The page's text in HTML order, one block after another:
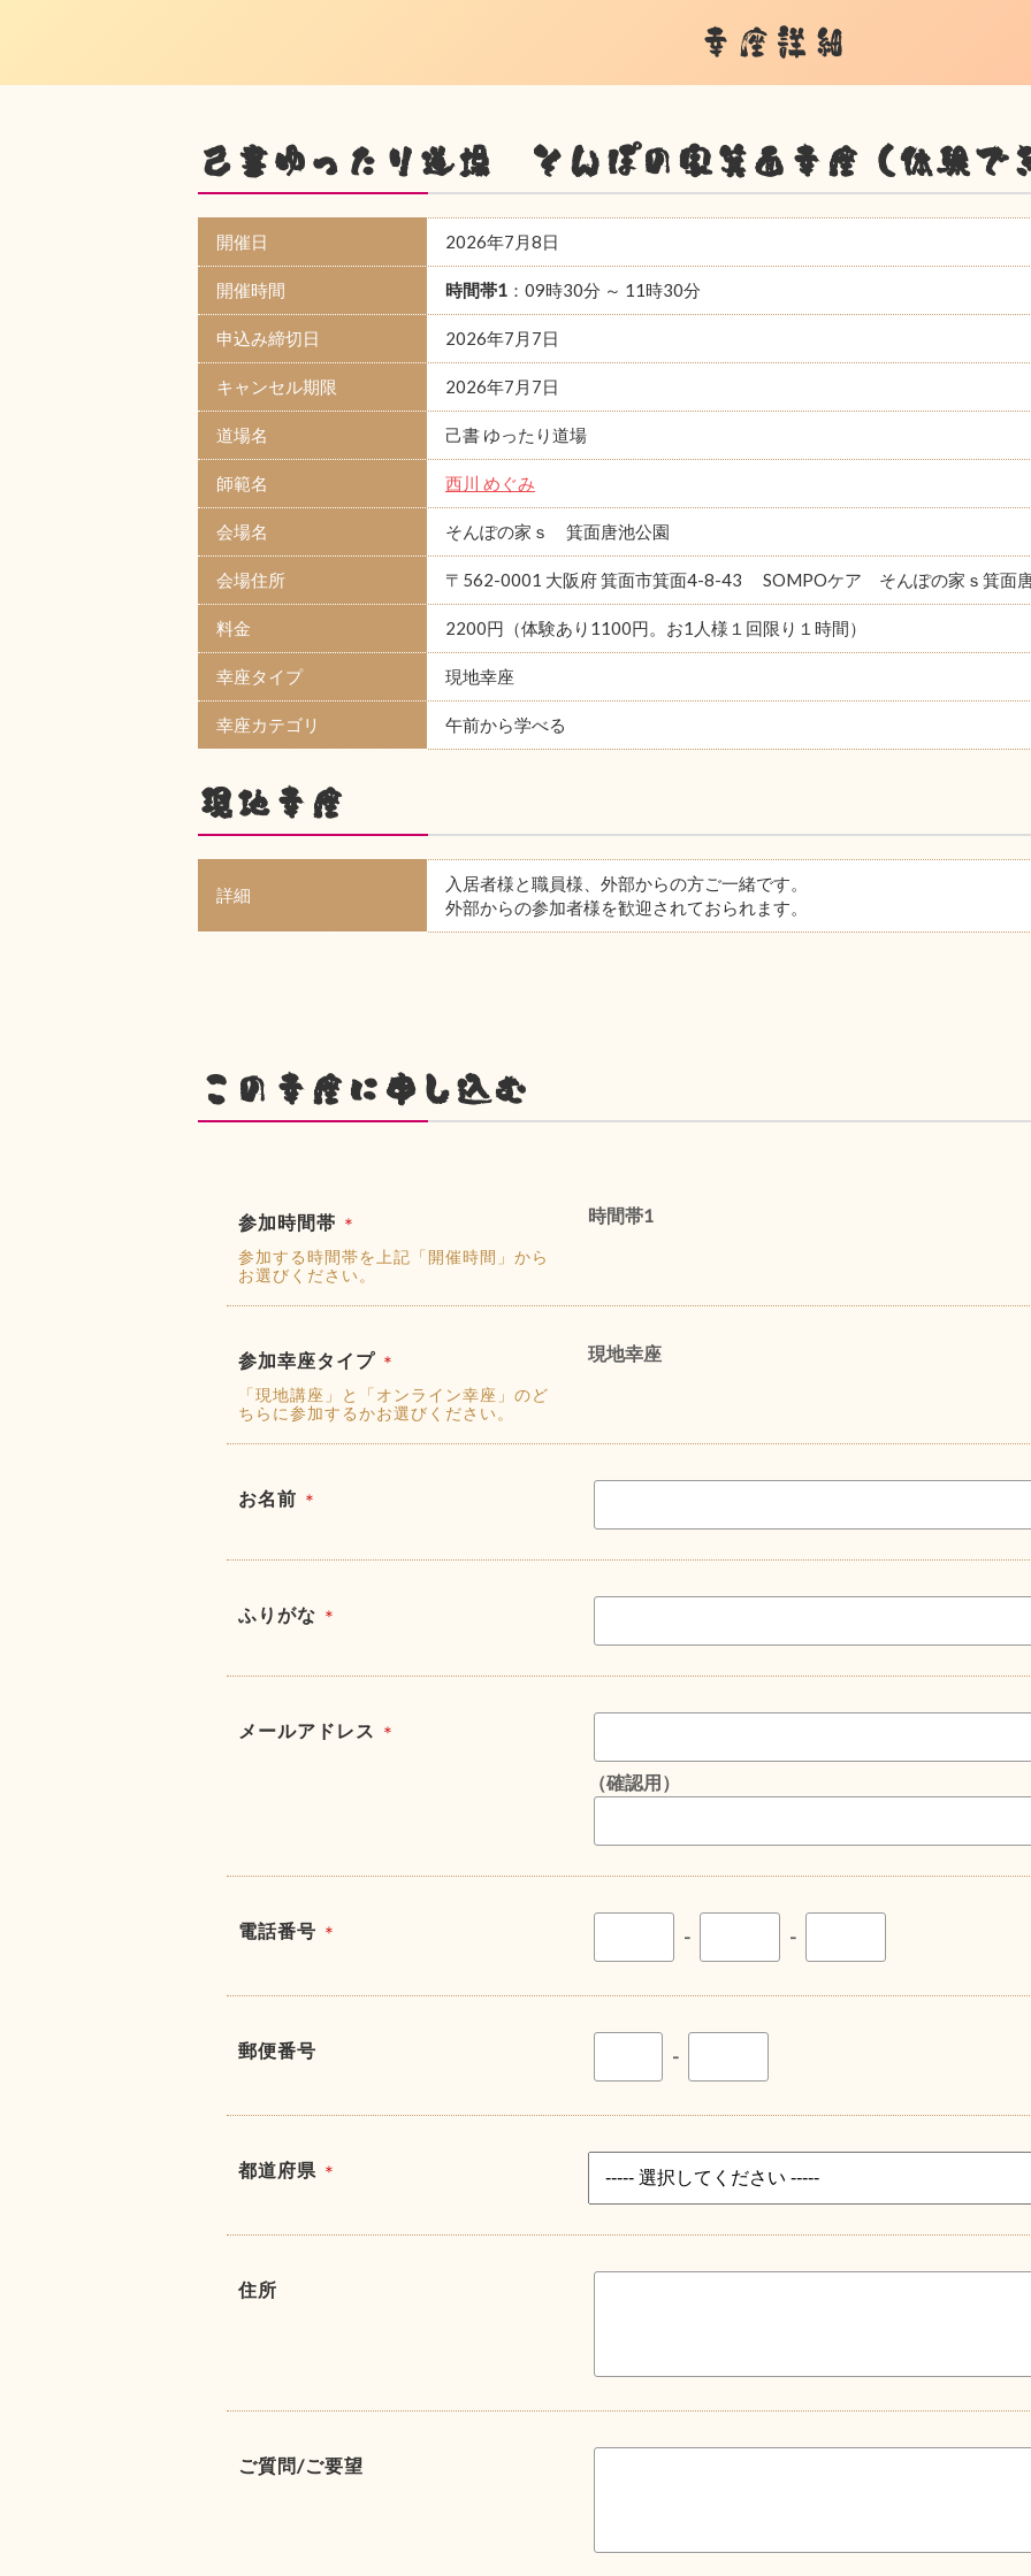
幸座詳細
己書ゆったり道場 そんぽの家箕面幸座（体験で
開催日 2026年7月8日
開催時間 時間帯1 ：09時30分 ～ 11時30分
申込み締切日 2026年7月7日
キャンセル期限 2026年7月7日
道場名 己書 ゆったり道場
師範名 西川 めぐみ
会場名 そんぽの家ｓ 箕面唐池公園
会場住所 〒562-0001 大阪府 箕面市箕面4-8-43 SOMPOケア そんぽの家ｓ箕面
料金 2200円（体験あり1100円。お1人様１回限り１時間）
幸座タイプ 現地幸座
幸座カテゴリ 午前から学べる
現地幸座
詳細
入居者様と職員様、外部からの方ご一緒です。
外部からの参加者様を歓迎されておられます。
この幸座に申し込む
参加時間帯 ＊
参加する時間帯を上記「開催時間」から
お選びください。
時間帯1
参加幸座タイプ ＊
「現地講座」と「オンライン幸座」のど
ちらに参加するかお選びください。
現地幸座
お名前 ＊
ふりがな ＊
メールアドレス ＊
（確認用）
電話番号 ＊ - -
郵便番号 -
都道府県 ＊
住所
ご質問/ご要望